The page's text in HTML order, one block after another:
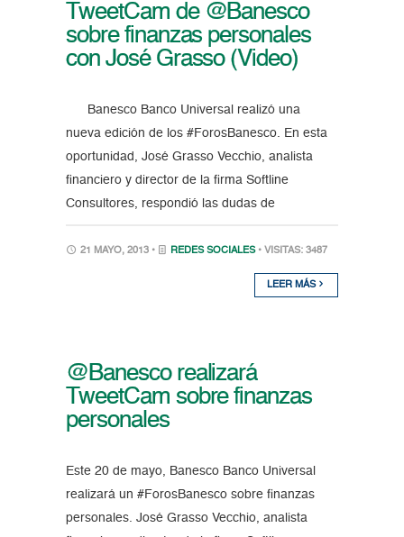
TweetCam de @Banesco
sobre finanzas personales
con José Grasso (Video)
Banesco Banco Universal realizó una
nueva edición de los #ForosBanesco. En esta
oportunidad, José Grasso Vecchio, analista
financiero y director de la firma Softline
Consultores, respondió las dudas de
21 MAYO, 2013 • REDES SOCIALES • VISITAS: 3487
LEER MÁS
@Banesco realizará
TweetCam sobre finanzas
personales
Este 20 de mayo, Banesco Banco Universal
realizará un #ForosBanesco sobre finanzas
personales. José Grasso Vecchio, analista